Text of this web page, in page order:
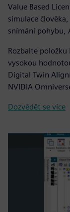
Value Based
simulace
snímání pohybu,
Rozbalte položku
vysokou
Digital Twin
NVIDIA
Dozvědět se více